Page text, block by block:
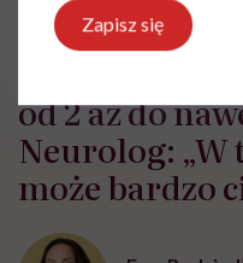
HelloZdrowie Choroby
od 2 aż do
Neurolog: „W
może bardzo
Zapisz się